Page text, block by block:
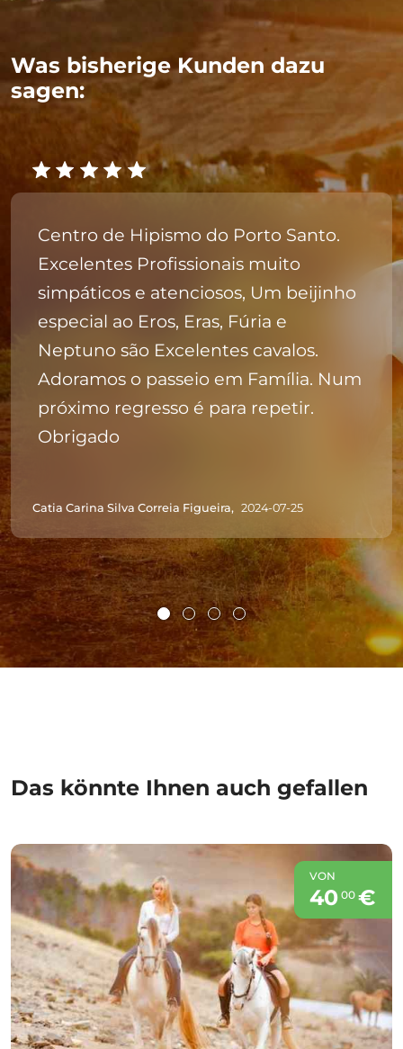
Was bisherige Kunden dazu
sagen:
Centro de Hipismo do Porto Santo.
Excelentes Profissionais muito
simpáticos e atenciosos, Um beijinho
especial ao Eros, Eras, Fúria e
Neptuno são Excelentes cavalos.
Adoramos o passeio em Família. Num
próximo regresso é para repetir.
Obrigado
Catia Carina Silva Correia Figueira, 2024-07-25
Das könnte Ihnen auch gefallen
VON
40 00€